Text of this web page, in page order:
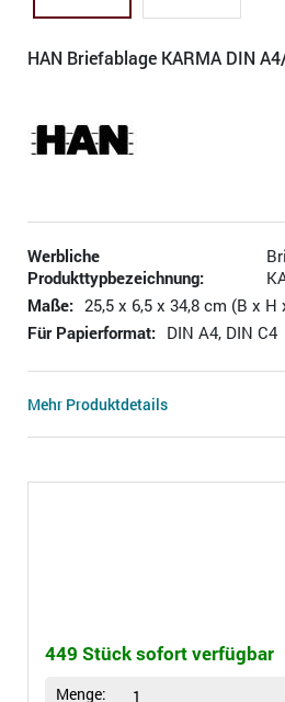
HAN Briefablage KARMA DIN
Werbliche
Produkttypbezeichnung:
Maße: 25,5 x 6,5 x 34,8 cm (B x H
Für Papierformat: DIN A4, DIN C4
Mehr Produktdetails
449 Stück sofort verfügbar
Menge: 1